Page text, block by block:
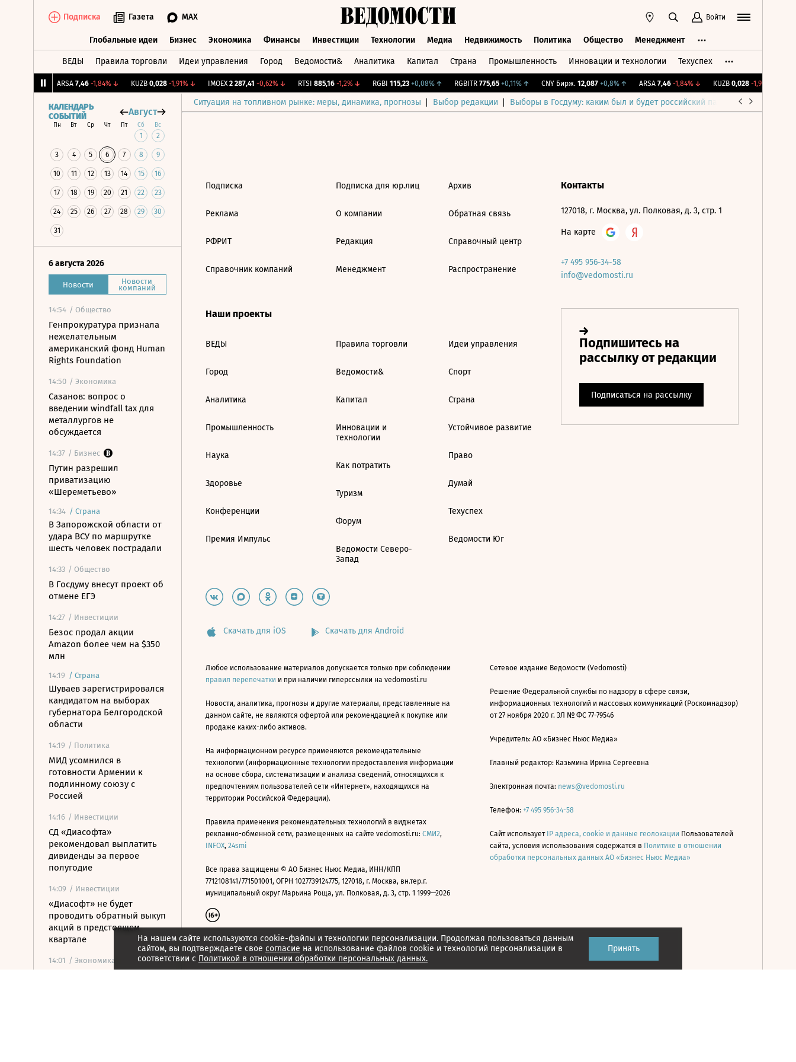
Подписка Газета MAX Войти
Глобальные идеи Бизнес Экономика Финансы Инвестиции Технологии Медиа Недвижимость Политика Общество Менеджмент
ВЕДЫ Правила торговли Идеи управления Город Ведомости& Аналитика Капитал Страна Промышленность Инновации и технологии Техуспех
ARSA 7,46 -1,84%↓ KUZB 0,028 -1,91%↓ IMOEX 2 287,41 -0,62%↓ RTSI 885,16 -1,2%↓ RGBI 115,23 +0,08%↑ RGBITR 775,65 +0,11%↑ CNY Бирж. 12,087 +0,8%↑ ARSA 7,46 -1,84%↓ KUZB 0,028 -1,91%
Ситуация на топливном рынке: меры, динамика, прогнозы Выбор редакции Выборы в Госдуму: каким был и будет российский парламент
КАЛЕНДАРЬ
СОБЫТИЙ
Август
Пн Вт Ср Чт Пт Сб Вс
1 2
3 4 5 6 7 8 9
10 11 12 13 14 15 16
17 18 19 20 21 22 23
24 25 26 27 28 29 30
31
6 августа 2026
Новости Новости
компаний
14:54 / Общество
Генпрокуратура признала
нежелательным
американский фонд Human
Rights Foundation
14:50 / Экономика
Сазанов: вопрос о
введении windfall tax для
металлургов не
обсуждается
14:37 / Бизнес
Путин разрешил
приватизацию
«Шереметьево»
14:34 / Страна
В Запорожской области от
удара ВСУ по маршрутке
шесть человек пострадали
14:33 / Общество
В Госдуму внесут проект об
отмене ЕГЭ
14:27 / Инвестиции
Безос продал акции
Amazon более чем на $350
млн
14:19 / Страна
Шуваев зарегистрировался
кандидатом на выборах
губернатора Белгородской
области
14:19 / Политика
МИД усомнился в
готовности Армении к
подлинному союзу с
Россией
14:16 / Инвестиции
СД «Диасофта»
рекомендовал выплатить
дивиденды за первое
полугодие
14:09 / Инвестиции
«Диасофт» не будет
проводить обратный выкуп
акций в предстоящем
квартале
14:01 / Экономика
На нашем сайте используются cookie-файлы и технологии персонализации. Продолжая пользоваться данным
сайтом, вы подтверждаете свое согласие на использование файлов cookie и технологий персонализации в
соответствии с Политикой в отношении обработки персональных данных.
Принять
Подписка
Реклама
РФРИТ
Справочник компаний
Подписка для юр.лиц
О компании
Редакция
Менеджмент
Архив
Обратная связь
Справочный центр
Распространение
Наши проекты
ВЕДЫ
Город
Аналитика
Промышленность
Наука
Здоровье
Конференции
Премия Импульс
Правила торговли
Ведомости&
Капитал
Инновации и
технологии
Как потратить
Туризм
Форум
Ведомости Северо-
Запад
Идеи управления
Спорт
Страна
Устойчивое развитие
Право
Думай
Техуспех
Ведомости Юг
Контакты
127018, г. Москва, ул. Полковая, д. 3, стр. 1
На карте
+7 495 956-34-58
info@vedomosti.ru
Скачать для iOS Скачать для Android
Любое использование материалов допускается только при соблюдении
правил перепечатки и при наличии гиперссылки на vedomosti.ru
Новости, аналитика, прогнозы и другие материалы, представленные на
данном сайте, не являются офертой или рекомендацией к покупке или
продаже каких-либо активов.
На информационном ресурсе применяются рекомендательные
технологии (информационные технологии предоставления информации
на основе сбора, систематизации и анализа сведений, относящихся к
предпочтениям пользователей сети «Интернет», находящихся на
территории Российской Федерации).
Правила применения рекомендательных технологий в виджетах
рекламно-обменной сети, размещенных на сайте vedomosti.ru: СМИ2,
INFOX, 24smi
Все права защищены © АО Бизнес Ньюс Медиа, ИНН/КПП
7712108141/771501001, ОГРН 1027739124775, 127018, г. Москва, вн.тер.г.
муниципальный округ Марьина Роща, ул. Полковая, д. 3, стр. 1 1999—2026
Сетевое издание Ведомости (Vedomosti)
Решение Федеральной службы по надзору в сфере связи,
информационных технологий и массовых коммуникаций (Роскомнадзор)
от 27 ноября 2020 г. ЭЛ № ФС 77-79546
Учредитель: АО «Бизнес Ньюс Медиа»
Главный редактор: Казьмина Ирина Сергеевна
Электронная почта: news@vedomosti.ru
Телефон: +7 495 956-34-58
Сайт использует IP адреса, cookie и данные геолокации Пользователей
сайта, условия использования содержатся в Политике в отношении
обработки персональных данных АО «Бизнес Ньюс Медиа»